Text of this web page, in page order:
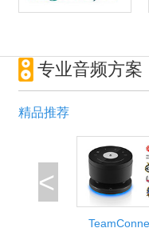
专业音频方案
精品推荐
<